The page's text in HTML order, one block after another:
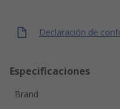
Declaración de
Especificaciones
Brand